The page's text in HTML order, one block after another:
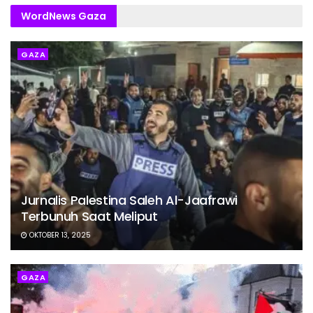
WordNews Gaza
GAZA
Jurnalis Palestina Saleh Al-Jaafrawi
Terbunuh Saat Meliput
OKTOBER 13, 2025
GAZA